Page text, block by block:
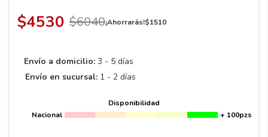
$4530 $6040¡Ahorrarás!$1510
Envío a domicilio: 3 - 5 días
Envío en sucursal: 1 - 2 días
Disponibilidad
Nacional
+ 100pzs
10.
175